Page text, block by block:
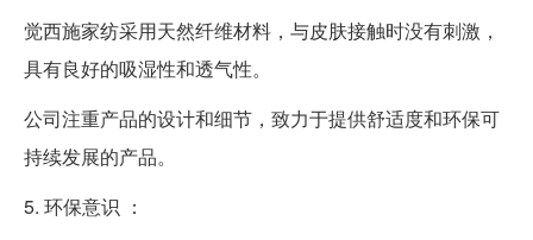
觉西施家纺采用天然纤维材料，与皮肤接触时没有刺激，
具有良好的吸湿性和透气性。
公司注重产品的设计和细节，致力于提供舒适度和环保可
持续发展的产品。
5. 环保意识 ：